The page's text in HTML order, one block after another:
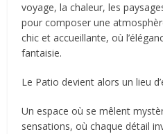
voyage, la chaleur, les
pour composer une
chic et accueillante, où
fantaisie.
Le Patio devient alors un lieu
Un espace où se mêlent
sensations, où chaque détail